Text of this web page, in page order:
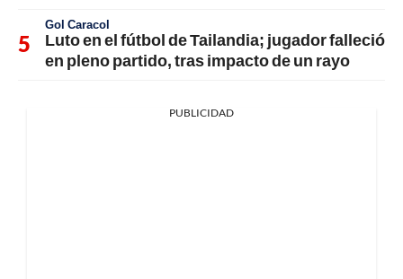
Gol Caracol
Luto en el fútbol de Tailandia; jugador falleció
en pleno partido, tras impacto de un rayo
PUBLICIDAD